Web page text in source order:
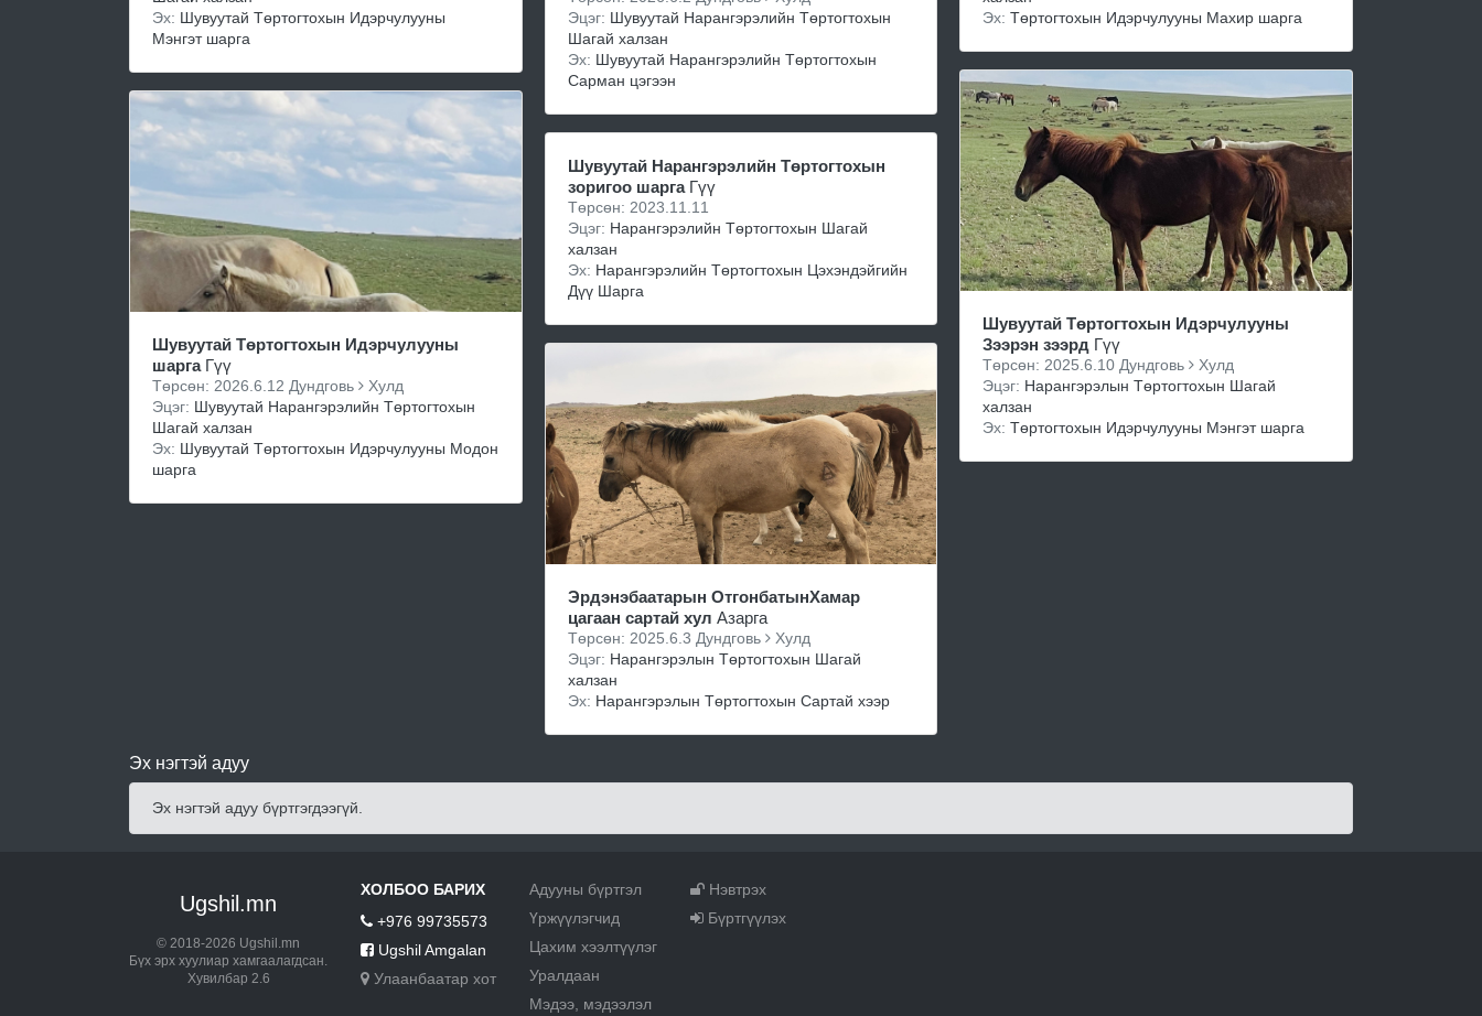
Эх: Шувуутай Төртогтохын Идэрчулууны
Мэнгэт шарга
Шувуутай Төртогтохын Идэрчулууны
шаргаГүү
Төрсөн: 2026.6.12 Дундговь
Хулд
Эцэг: Шувуутай Нарангэрэлийн Төртогтохын
Шагай халзан
Эх: Шувуутай Төртогтохын Идэрчулууны Модон
шарга
Эцэг: Шувуутай Нарангэрэлийн Төртогтохын
Шагай халзан
Эх: Шувуутай Нарангэрэлийн Төртогтохын
Сарман цэгээн
Шувуутай Нарангэрэлийн Төртогтохын
зоригоо шаргаГүү
Төрсөн: 2023.11.11
Эцэг: Нарангэрэлийн Төртогтохын Шагай
халзан
Эх: Нарангэрэлийн Төртогтохын Цэхэндэйгийн
Дүү Шарга
Эрдэнэбаатарын ОтгонбатынХамар
цагаан сартай хул Азарга
Төрсөн: 2025.6.3 Дундговь Хулд
Эцэг: Нарангэрэлын Төртогтохын Шагай
халзан
Эх: Нарангэрэлын Төртогтохын Сартай хээр
Эх:Төртогтохын Идэрчулууны Махир шарга
Шувуутай Төртогтохын Идэрчулууны
Зээрэн зээрд Гүү
Төрсөн: 2025.6.10 Дундговь
Хулд
Эцэг: Нарангэрэлын Төртогтохын Шагай
халзан
Эх:Төртогтохын Идэрчулууны Мэнгэт шарга
Эх нэгтэй адуу
Эх нэгтэй адуу бүртгэгдээгүй.
Ugshil.mn
© 2018-2026 Ugshil.mn
Бүх эрх хуулиар хамгаалагдсан.
Хувилбар 2.6
ХОЛБОО БАРИХ
+976 99735573
Ugshil Amgalan
Улаанбаатар хот
Адууны бүртгэл
Үржүүлэгчид
Цахим хээлтүүлэг
Уралдаан
Мэдээ, мэдээлэл
Нэвтрэх
Бүртгүүлэх